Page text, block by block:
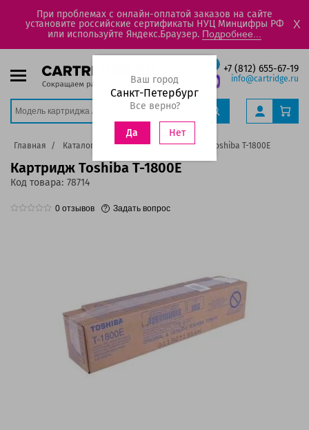
При проблемах с онлайн-оплатой заказов на сайте
установите российские сертификаты НУЦ Минцифры РФ
или используйте Яндекс.Браузер. Подробнее...
X
+7 (812) 655-67-19
info@cartridge.ru
Ваш город
Санкт-Петербург
Все верно?
Да Нет
Главная Каталог Картриджи Картридж Toshiba T-1800E
Картридж Toshiba T-1800E
Код товара: 78714
0 отзывов Задать вопрос